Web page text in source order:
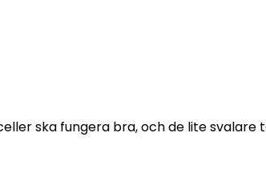
ska fungera bra, och de lite